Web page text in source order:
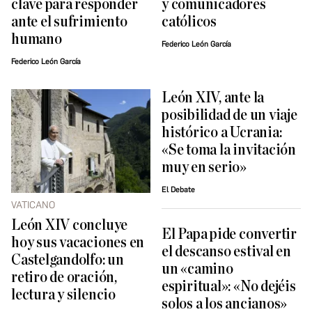
clave para responder
ante el sufrimiento
humano
Federico León García
y comunicadores
católicos
Federico León García
VATICANO
León XIV concluye
hoy sus vacaciones en
Castelgandolfo: un
retiro de oración,
lectura y silencio
León XIV, ante la
posibilidad de un viaje
histórico a Ucrania:
«Se toma la invitación
muy en serio»
El Debate
El Papa pide convertir
el descanso estival en
un «camino
espiritual»: «No dejéis
solos a los ancianos»